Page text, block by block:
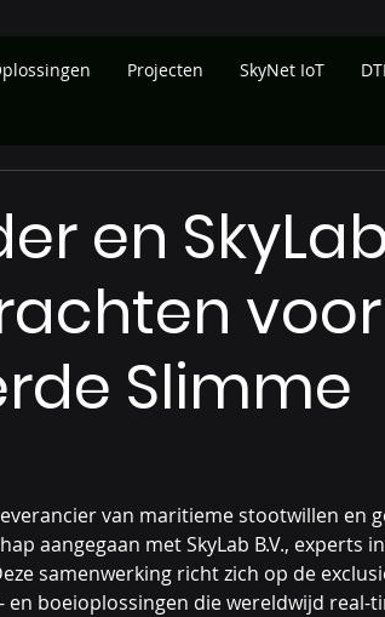
Projecten SkyNet IoT
en
voor
Slimme
van maritieme stootwillen en
aangegaan met SkyLab B.V., experts
samenwerking richt zich op de
boeioplossingen die wereldwijd real-